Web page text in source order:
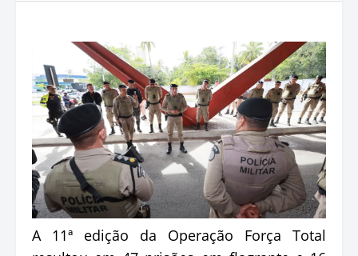
A 11ª edição da Operação Força Total